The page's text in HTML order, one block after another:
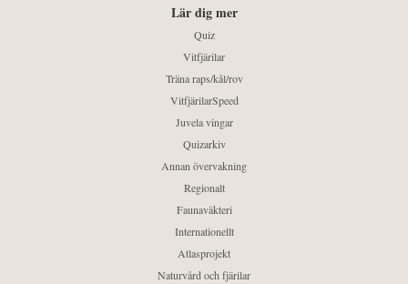
Lär dig mer
Quiz
Vitfjärilar
Träna raps/kål/rov
VitfjärilarSpeed
Juvela vingar
Quizarkiv
Annan övervakning
Regionalt
Faunaväkteri
Internationellt
Atlasprojekt
Naturvård och fjärilar